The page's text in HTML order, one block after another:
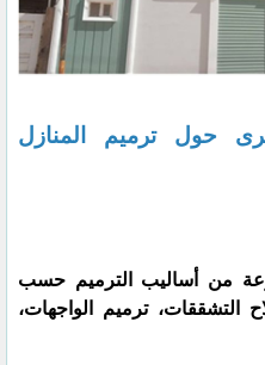
حول ترميم المنازل
من أساليب الترميم حسب
التشققات، ترميم الواجهات،